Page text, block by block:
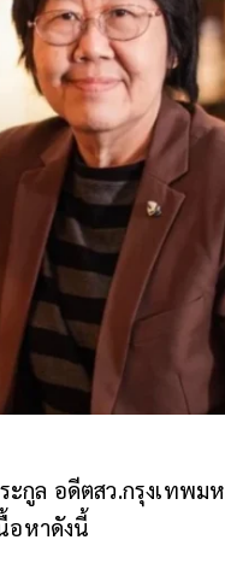
ะกูล อดีตสว.กรุงเทพ
อหาดังนี้